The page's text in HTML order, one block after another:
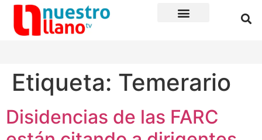
Etiqueta: Temerario
Disidencias de las FARC